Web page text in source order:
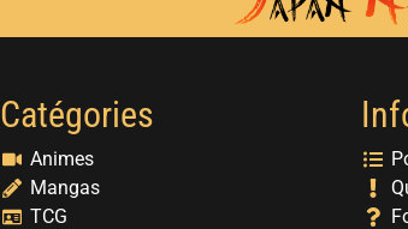
Catégories
Animes
Mangas
TCG